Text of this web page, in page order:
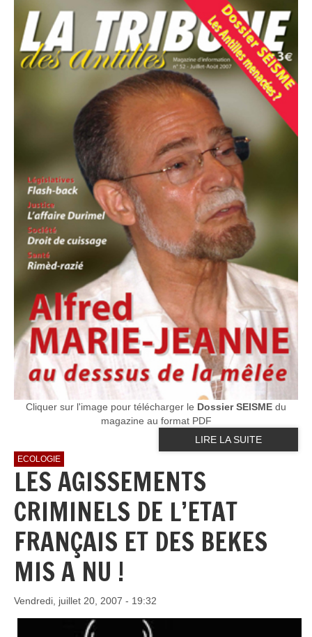
Cliquer sur l'image pour télécharger le Dossier SEISME du
magazine au format PDF
LIRE LA SUITE
ECOLOGIE
LES AGISSEMENTS
CRIMINELS DE L’ETAT
FRANÇAIS ET DES BEKES
MIS A NU !
Vendredi, juillet 20, 2007 - 19:32